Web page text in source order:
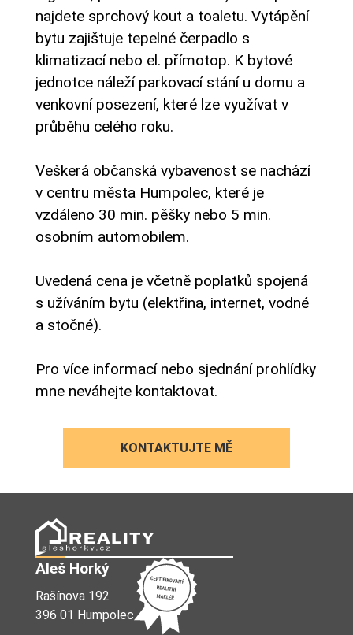
najdete sprchový kout a toaletu. Vytápění
bytu zajištuje tepelné čerpadlo s
klimatizací nebo el. přímotop. K bytové
jednotce náleží parkovací stání u domu a
venkovní posezení, které lze využívat v
průběhu celého roku.
Veškerá občanská vybavenost se nachází
v centru města Humpolec, které je
vzdáleno 30 min. pěšky nebo 5 min.
osobním automobilem.
Uvedená cena je včetně poplatků spojená
s užíváním bytu (elektřina, internet, vodné
a stočné).
Pro více informací nebo sjednání prohlídky
mne neváhejte kontaktovat.
KONTAKTUJTE MĚ
Aleš Horký
Rašínova 192
396 01 Humpolec